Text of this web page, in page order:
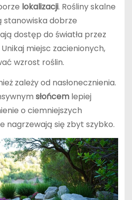
lokalizacji. Rośliny skalne
stanowiska dobrze
dostęp do światła przez
miejsc zacienionych,
wzrost roślin.
zależy od nasłonecznienia.
słońcemlepiej
o ciemniejszych
nagrzewają się zbyt szybko.